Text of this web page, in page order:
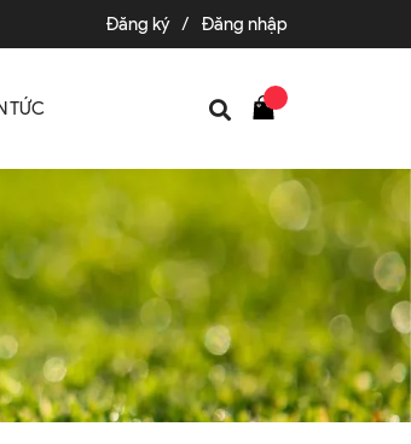
Đăng ký / Đăng nhập
TỨC